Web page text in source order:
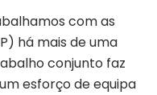
com as
há mais de uma
conjunto faz
esforço de equipa